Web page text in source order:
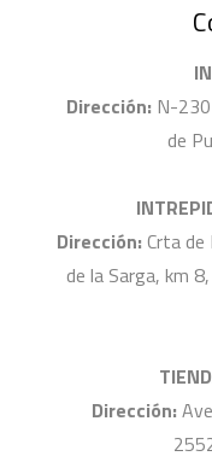
Dirección: N-
de
Dirección: Crta
de la Sarga, km
Dirección: